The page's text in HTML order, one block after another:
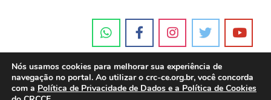
Nós usamos cookies para melhorar sua experiência de
navegação no portal. Ao utilizar o crc-ce.org.br, você concorda
com a Política de Privacidade de Dados e a Política de Cookies